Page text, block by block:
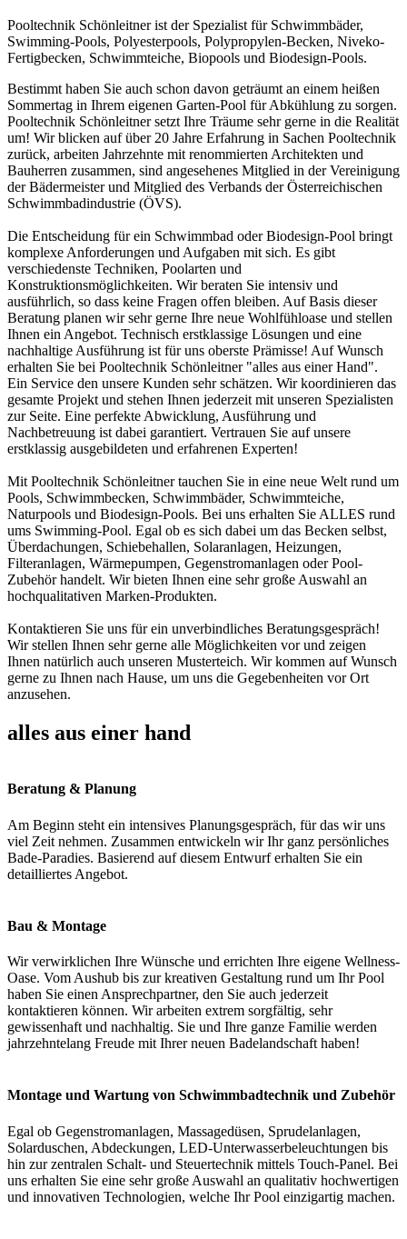
Pooltechnik Schönleitner ist der Spezialist für Schwimmbäder,
Swimming-Pools, Polyesterpools, Polypropylen-Becken, Niveko-
Fertigbecken, Schwimmteiche, Biopools und Biodesign-Pools.
Bestimmt haben Sie auch schon davon geträumt an einem heißen
Sommertag in Ihrem eigenen Garten-Pool für Abkühlung zu sorgen.
Pooltechnik Schönleitner setzt Ihre Träume sehr gerne in die Realität
um! Wir blicken auf über 20 Jahre Erfahrung in Sachen Pooltechnik
zurück, arbeiten Jahrzehnte mit renommierten Architekten und
Bauherren zusammen, sind angesehenes Mitglied in der Vereinigung
der Bädermeister und Mitglied des Verbands der Österreichischen
Schwimmbadindustrie (ÖVS).
Die Entscheidung für ein Schwimmbad oder Biodesign-Pool bringt
komplexe Anforderungen und Aufgaben mit sich. Es gibt
verschiedenste Techniken, Poolarten und
Konstruktionsmöglichkeiten. Wir beraten Sie intensiv und
ausführlich, so dass keine Fragen offen bleiben. Auf Basis dieser
Beratung planen wir sehr gerne Ihre neue Wohlfühloase und stellen
Ihnen ein Angebot. Technisch erstklassige Lösungen und eine
nachhaltige Ausführung ist für uns oberste Prämisse! Auf Wunsch
erhalten Sie bei Pooltechnik Schönleitner "alles aus einer Hand".
Ein Service den unsere Kunden sehr schätzen. Wir koordinieren das
gesamte Projekt und stehen Ihnen jederzeit mit unseren Spezialisten
zur Seite. Eine perfekte Abwicklung, Ausführung und
Nachbetreuung ist dabei garantiert. Vertrauen Sie auf unsere
erstklassig ausgebildeten und erfahrenen Experten!
Mit Pooltechnik Schönleitner tauchen Sie in eine neue Welt rund um
Pools, Schwimmbecken, Schwimmbäder, Schwimmteiche,
Naturpools und Biodesign-Pools. Bei uns erhalten Sie ALLES rund
ums Swimming-Pool. Egal ob es sich dabei um das Becken selbst,
Überdachungen, Schiebehallen, Solaranlagen, Heizungen,
Filteranlagen, Wärmepumpen, Gegenstromanlagen oder Pool-
Zubehör handelt. Wir bieten Ihnen eine sehr große Auswahl an
hochqualitativen Marken-Produkten.
Kontaktieren Sie uns für ein unverbindliches Beratungsgespräch!
Wir stellen Ihnen sehr gerne alle Möglichkeiten vor und zeigen
Ihnen natürlich auch unseren Musterteich. Wir kommen auf Wunsch
gerne zu Ihnen nach Hause, um uns die Gegebenheiten vor Ort
anzusehen.
alles aus einer hand
Beratung & Planung
Am Beginn steht ein intensives Planungsgespräch, für das wir uns
viel Zeit nehmen. Zusammen entwickeln wir Ihr ganz persönliches
Bade-Paradies. Basierend auf diesem Entwurf erhalten Sie ein
detailliertes Angebot.
Bau & Montage
Wir verwirklichen Ihre Wünsche und errichten Ihre eigene Wellness-
Oase. Vom Aushub bis zur kreativen Gestaltung rund um Ihr Pool
haben Sie einen Ansprechpartner, den Sie auch jederzeit
kontaktieren können. Wir arbeiten extrem sorgfältig, sehr
gewissenhaft und nachhaltig. Sie und Ihre ganze Familie werden
jahrzehntelang Freude mit Ihrer neuen Badelandschaft haben!
Montage und Wartung von Schwimmbadtechnik und Zubehör
Egal ob Gegenstromanlagen, Massagedüsen, Sprudelanlagen,
Solarduschen, Abdeckungen, LED-Unterwasserbeleuchtungen bis
hin zur zentralen Schalt- und Steuertechnik mittels Touch-Panel. Bei
uns erhalten Sie eine sehr große Auswahl an qualitativ hochwertigen
und innovativen Technologien, welche Ihr Pool einzigartig machen.